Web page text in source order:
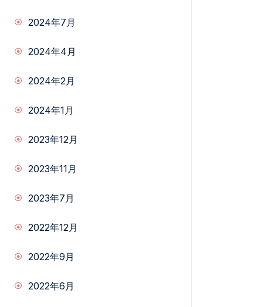
2024年7月
2024年4月
2024年2月
2024年1月
2023年12月
2023年11月
2023年7月
2022年12月
2022年9月
2022年6月